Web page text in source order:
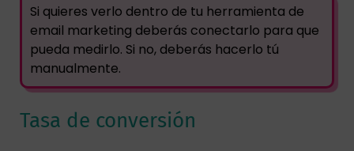
Si quieres verlo dentro de tu herramienta de
email marketing deberás conectarlo para que
pueda medirlo. Si no, deberás hacerlo tú
manualmente.
Tasa de conversión